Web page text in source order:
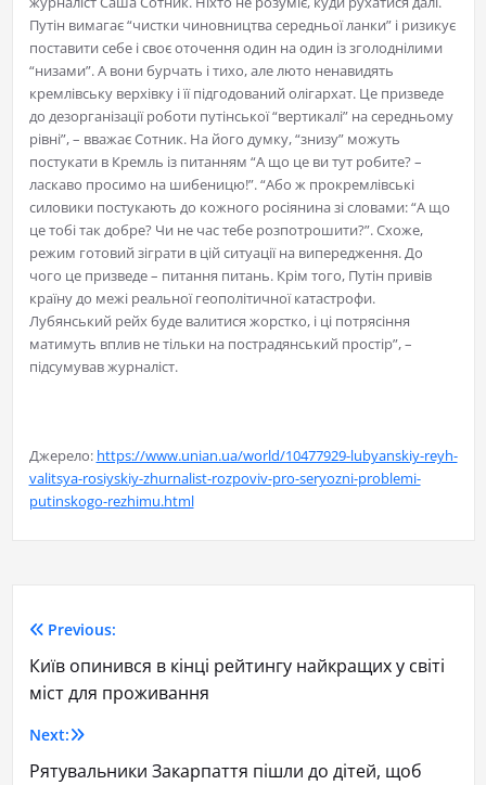
Путін вимагає “чистки чиновництва середньої ланки” і ризикує
поставити себе і своє оточення один на один із зголоднілими
“низами”. А вони бурчать і тихо, але люто ненавидять
кремлівську верхівку і її підгодований олігархат. Це призведе
до дезорганізації роботи путінської “вертикалі” на середньому
рівні”, – вважає Сотник. На його думку, “знизу” можуть
постукати в Кремль із питанням “А що це ви тут робите? –
ласкаво просимо на шибеницю!”. “Або ж прокремлівські
силовики постукають до кожного росіянина зі словами: “А що
це тобі так добре? Чи не час тебе розпотрошити?”. Схоже,
режим готовий зіграти в цій ситуації на випередження. До
чого це призведе – питання питань. Крім того, Путін привів
країну до межі реальної геополітичної катастрофи.
Лубянський рейх буде валитися жорстко, і ці потрясіння
матимуть вплив не тільки на пострадянський простір”, –
підсумував журналіст.
Джерело: https://www.unian.ua/world/10477929-lubyanskiy-reyh-
valitsya-rosiyskiy-zhurnalist-rozpoviv-pro-seryozni-problemi-
putinskogo-rezhimu.html
Previous:
Київ опинився в кінці рейтингу найкращих у світі
міст для проживання
Next:
Рятувальники Закарпаття пішли до дітей, щоб